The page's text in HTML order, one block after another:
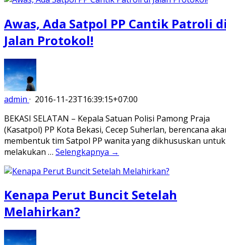
Awas, Ada Satpol PP Cantik Patroli
Jalan Protokol!
admin · 2016-11-23T16:39:15+07:00
BEKASI SELATAN – Kepala Satuan Polisi Pamong Praja
(Kasatpol) PP Kota Bekasi, Cecep Suherlan, berencana
membentuk tim Satpol PP wanita yang dikhususkan untuk
melakukan … Selengkapnya →
Kenapa Perut Buncit Setelah
Melahirkan?